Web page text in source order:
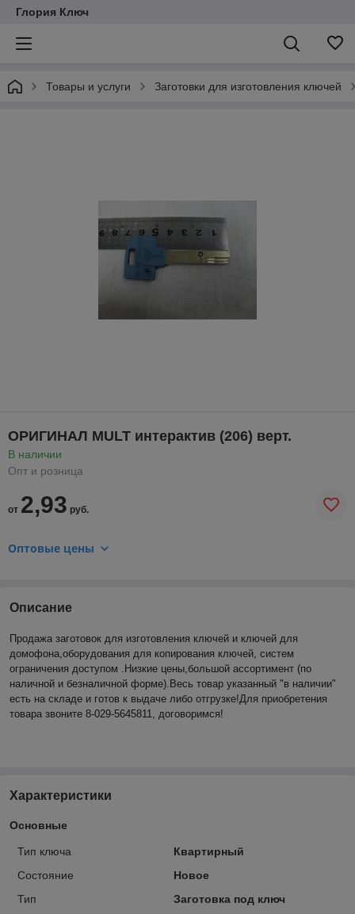
Глория Ключ
Товары и услуги Заготовки для изготовления ключей
ОРИГИНАЛ MULT интерактив (206) верт.
В наличии
Опт и розница
от 2,93 руб.
Оптовые цены
Описание
Продажа заготовок для изготовления ключей и ключей для
домофона,оборудования для копирования ключей, систем
ограничения доступом .Низкие цены,большой ассортимент (по
наличной и безналичной форме).Весь товар указанный "в наличии"
есть на складе и готов к выдаче либо отгрузке!Для приобретения
товара звоните 8-029-5645811, договоримся!
Характеристики
Основные
Тип ключа
Квартирный
Состояние
Новое
Тип
Заготовка под ключ